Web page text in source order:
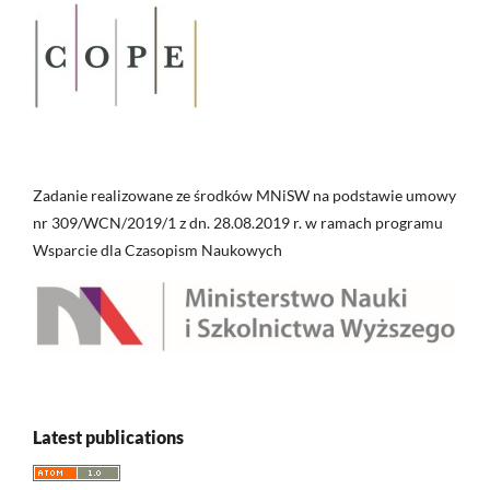
Zadanie realizowane ze środków MNiSW na podstawie umowy
nr 309/WCN/2019/1 z dn. 28.08.2019 r. w ramach programu
Wsparcie dla Czasopism Naukowych
Latest publications